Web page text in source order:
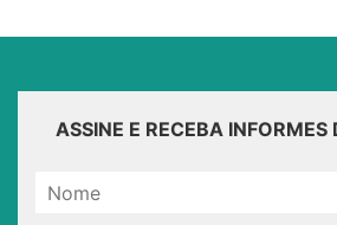
ASSINE E RECEBA INFORMES